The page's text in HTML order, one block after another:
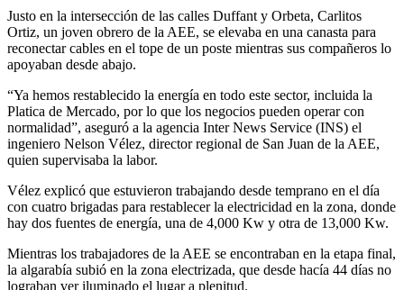
Justo en la intersección de las calles Duffant y Orbeta, Carlitos
Ortiz, un joven obrero de la AEE, se elevaba en una canasta para
reconectar cables en el tope de un poste mientras sus compañeros lo
apoyaban desde abajo.
“Ya hemos restablecido la energía en todo este sector, incluida la
Platica de Mercado, por lo que los negocios pueden operar con
normalidad”, aseguró a la agencia Inter News Service (INS) el
ingeniero Nelson Vélez, director regional de San Juan de la AEE,
quien supervisaba la labor.
Vélez explicó que estuvieron trabajando desde temprano en el día
con cuatro brigadas para restablecer la electricidad en la zona, donde
hay dos fuentes de energía, una de 4,000 Kw y otra de 13,000 Kw.
Mientras los trabajadores de la AEE se encontraban en la etapa final,
la algarabía subió en la zona electrizada, que desde hacía 44 días no
lograban ver iluminado el lugar a plenitud.